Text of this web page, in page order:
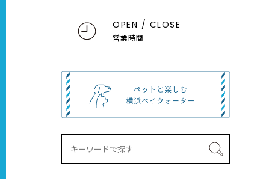
OPEN / CLOSE
営業時間